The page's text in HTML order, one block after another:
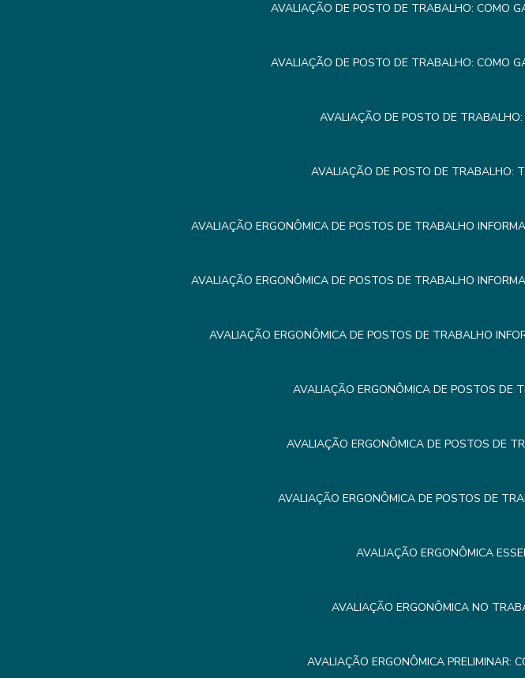
AVALIAÇÃO DE POSTO DE TRABALHO: COMO
AVALIAÇÃO DE POSTO DE TRABALHO: COMO
AVALIAÇÃO DE POSTO DE
AVALIAÇÃO DE POSTO DE TRABALHO:
AVALIAÇÃO ERGONÔMICA DE POSTOS DE TRABALHO
AVALIAÇÃO ERGONÔMICA DE POSTOS DE TRABALHO
AVALIAÇÃO ERGONÔMICA DE POSTOS DE TRABALHO
AVALIAÇÃO ERGONÔMICA DE POSTOS DE
AVALIAÇÃO ERGONÔMICA DE POSTOS DE
AVALIAÇÃO ERGONÔMICA DE POSTOS DE
AVALIAÇÃO ERGONÔMICA
AVALIAÇÃO ERGONÔMICA NO
AVALIAÇÃO ERGONÔMICA PRELIMINAR: